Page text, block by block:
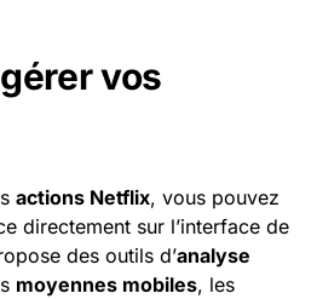
vos
actions Netflix, vous pouvez
directement sur l’interface de
des outils d’analyse
moyennes mobiles, les